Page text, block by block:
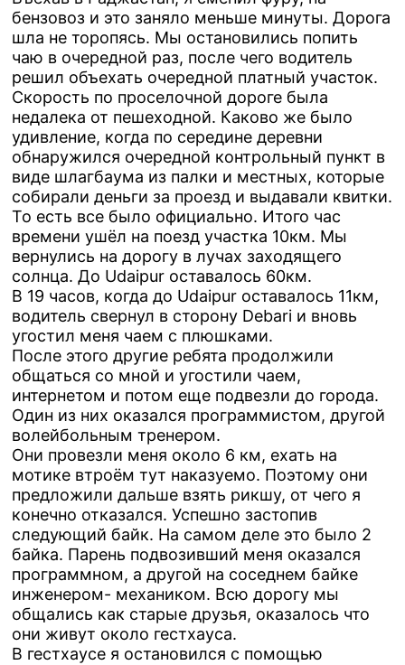
бензовоз и это заняло меньше минуты. Дорога
шла не торопясь. Мы остановились попить
чаю в очередной раз, после чего водитель
решил объехать очередной платный участок.
Скорость по проселочной дороге была
недалека от пешеходной. Каково же было
удивление, когда по середине деревни
обнаружился очередной контрольный пункт в
виде шлагбаума из палки и местных, которые
собирали деньги за проезд и выдавали квитки.
То есть все было официально. Итого час
времени ушёл на поезд участка 10км. Мы
вернулись на дорогу в лучах заходящего
солнца. До Udaipur оставалось 60км.
В 19 часов, когда до Udaipur оставалось 11км,
водитель свернул в сторону Debari и вновь
угостил меня чаем с плюшками.
После этого другие ребята продолжили
общаться со мной и угостили чаем,
интернетом и потом еще подвезли до города.
Один из них оказался программистом, другой
волейбольным тренером.
Они провезли меня около 6 км, ехать на
мотике втроём тут наказуемо. Поэтому они
предложили дальше взять рикшу, от чего я
конечно отказался. Успешно застопив
следующий байк. На самом деле это было 2
байка. Парень подвозивший меня оказался
программном, а другой на соседнем байке
инженером- механиком. Всю дорогу мы
общались как старые друзья, оказалось что
они живут около гестхауса.
В гестхаусе я остановился с помощью